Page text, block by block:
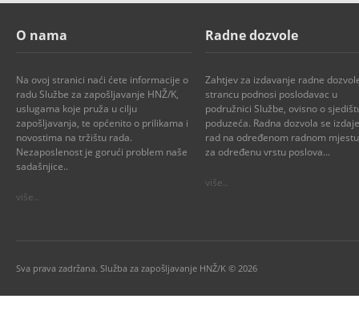
O nama
Na ovoj stranici naći ćete informacije o
radu Službe za zapošljavanje HNŽ/K,
uslugama koje pruža u cilju
zapošljavanja, te općenito o prilikama i
novostima na tržištu rada.
Nezaposlenost je gorući problem naše
sadašnjice..
više..
Radne dozvole
Zahtjev za izdavanje radne
strancu podnosi poslodavac u
podružnici Službe, ovisno o
poduzeća. Radna dozvola se
rad na određenom radnom
za određenu vrstu poslova...
više..
Sva prava zadržana. Služba za zapošljavanje HNŽ/K © 2026